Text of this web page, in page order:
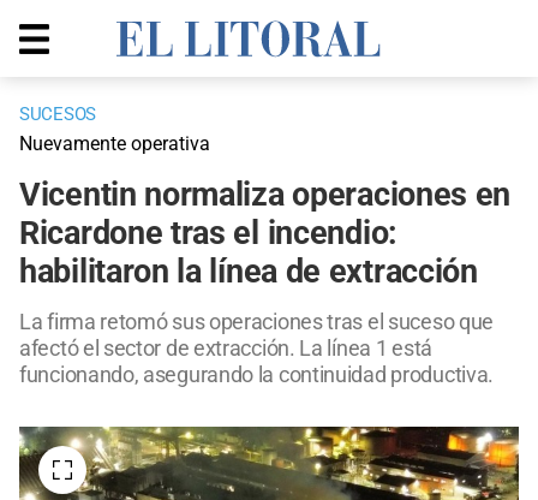
SUCESOS
Nuevamente operativa
Vicentin normaliza operaciones en
Ricardone tras el incendio:
habilitaron la línea de extracción
La firma retomó sus operaciones tras el suceso que
afectó el sector de extracción. La línea 1 está
funcionando, asegurando la continuidad productiva.